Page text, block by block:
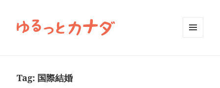
Tag: 国際結婚